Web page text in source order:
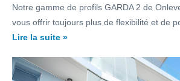
Notre gamme de profils GARDA 2 de
vous offrir toujours plus de flexibilité et de
Lire la suite »